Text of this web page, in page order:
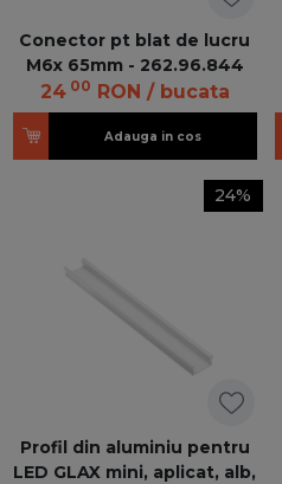
Conector pt blat de lucru
M6x 65mm - 262.96.844
24 00 RON / bucata
Adauga in cos
24%
Profil din aluminiu pentru
LED GLAX mini, aplicat, alb,